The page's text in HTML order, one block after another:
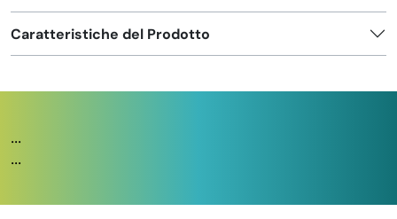
Caratteristiche del Prodotto
...
...